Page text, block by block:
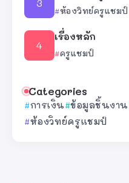
ห้องวิทย์ครูแชมป์
เรื่องหลัก
ครูแชมป์
Categories
การเงิน ข้อมูลชิ้นงาน
ห้องวิทย์ครูแชมป์